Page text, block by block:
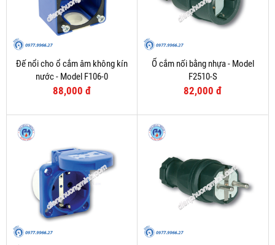
Đế nổi cho ổ cắm âm không kín
nước - Model F106-0
88,000 đ
Ổ cắm nối bằng nhựa - Model
F2510-S
82,000 đ